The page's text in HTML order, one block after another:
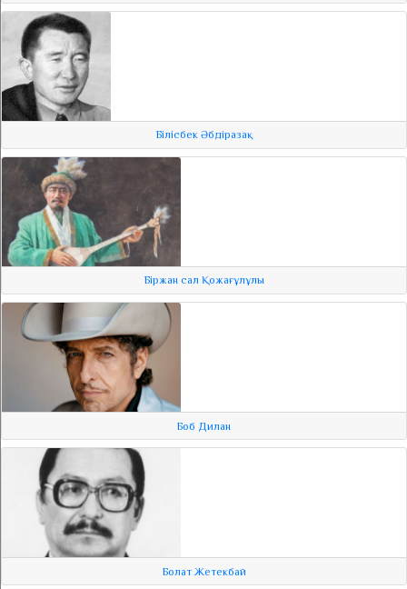
Білісбек Әбдіразақ
Біржан сал Қожағұлұлы
Боб Дилан
Болат Жетекбай